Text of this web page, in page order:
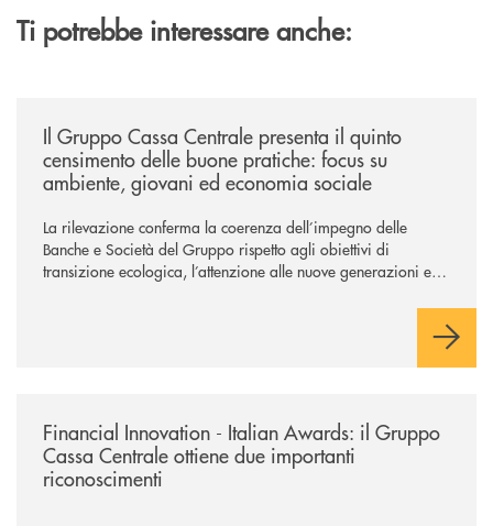
Ti potrebbe interessare anche:
Il Gruppo Cassa Centrale presenta il quinto
censimento delle buone pratiche: focus su
ambiente, giovani ed economia sociale
La rilevazione conferma la coerenza dell’impegno delle
Banche e Società del Gruppo rispetto agli obiettivi di
transizione ecologica, l’attenzione alle nuove generazioni e
attori chiave delle comunità locali. Installate 246 colonnine di
Financial Innovation - Italian Awards: il Gruppo
Cassa Centrale ottiene due importanti
riconoscimenti